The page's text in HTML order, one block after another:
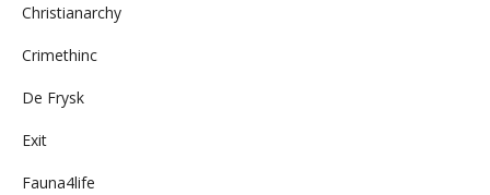
Christianarchy
Crimethinc
De Frysk
Exit
Fauna4life